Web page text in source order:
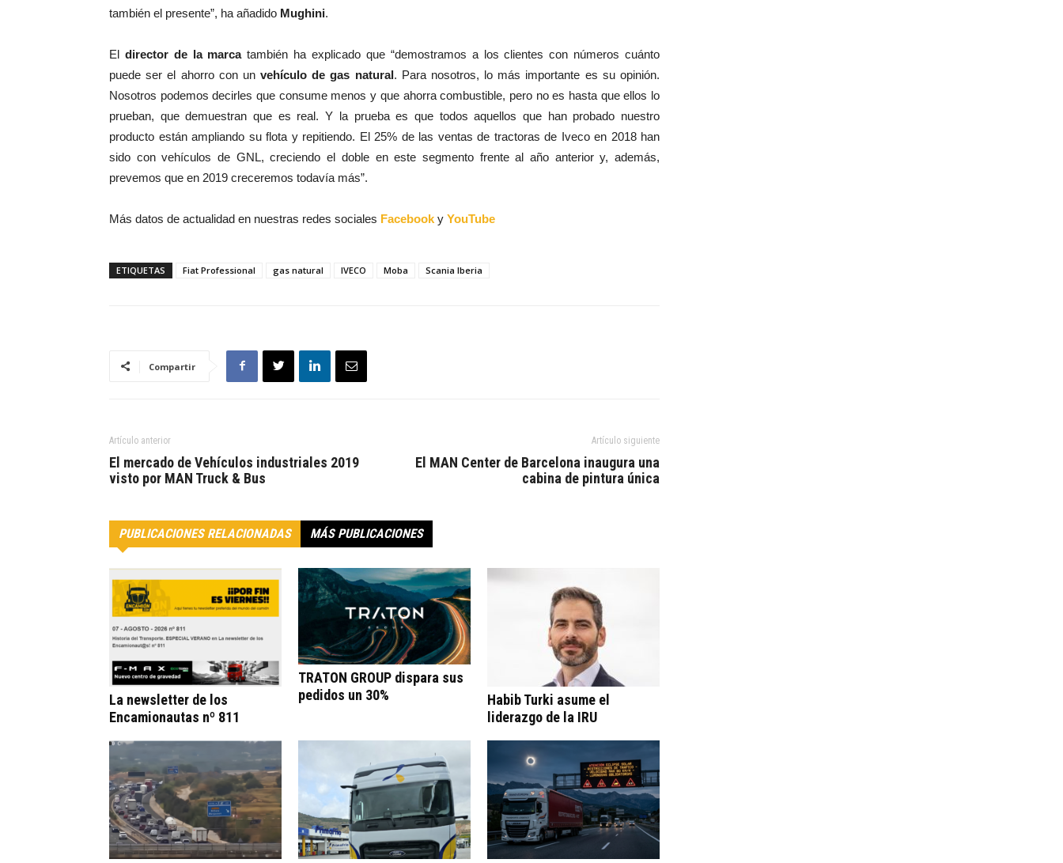
también el presente”, ha añadido Mughini.
El director de la marcatambién ha explicado que “demostramos a los clientes con números cuánto
puede ser el ahorro con unvehículo de gas natural. Para nosotros, lo más importante es su opinión.
Nosotros podemos decirles que consume menos y que ahorra combustible, pero no es hasta que ellos lo
prueban, que demuestran que es real. Y la prueba es que todos aquellos que han probado nuestro
producto están ampliando su flota y repitiendo. El 25% de las ventas de tractoras de Iveco en 2018 han
sido con vehículos de GNL, creciendo el doble en este segmento frente al año anterior y, además,
prevemos que en 2019 creceremos todavía más”.
Más datos de actualidad en nuestras redes sociales Facebook y YouTube
ETIQUETAS Fiat Professional gas natural IVECO Moba Scania Iberia
Compartir
Artículo anterior
El mercado de Vehículos industriales 2019
visto por MAN Truck & Bus
Artículo siguiente
El MAN Center de Barcelona inaugura una
cabina de pintura única
PUBLICACIONES RELACIONADAS MÁS PUBLICACIONES
La newsletter de los
Encamionautas nº 811
TRATON GROUP dispara sus
pedidos un 30%
Habib Turki asume el
liderazgo de la IRU